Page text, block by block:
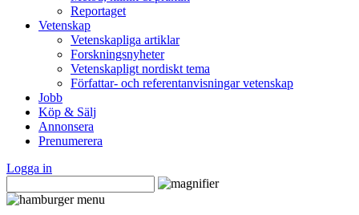
Reportaget
Vetenskap
Vetenskapliga artiklar
Forskningsnyheter
Vetenskapligt nordiskt tema
Författar- och referentanvisningar vetenskap
Jobb
Köp & Sälj
Annonsera
Prenumerera
Logga in